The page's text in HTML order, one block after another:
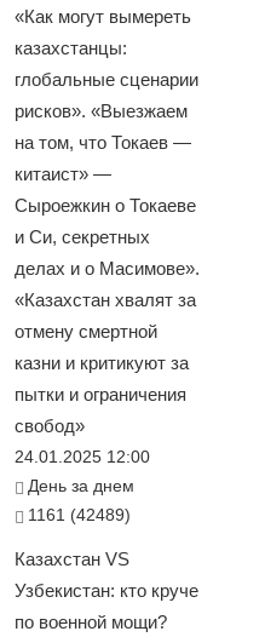
«Как могут вымереть
казахстанцы:
глобальные сценарии
рисков». «Выезжаем
на том, что Токаев —
китаист» —
Сыроежкин о Токаеве
и Си, секретных
делах и о Масимове».
«Казахстан хвалят за
отмену смертной
казни и критикуют за
пытки и ограничения
свобод»
24.01.2025 12:00
День за днем
1161 (42489)
Казахстан VS
Узбекистан: кто круче
по военной мощи?